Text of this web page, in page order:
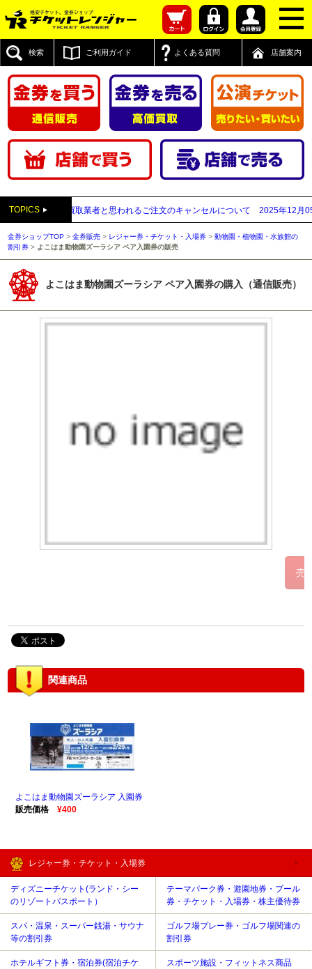
検索 ご利用ガイド よくある質問 店舗案内
TOPICS
が先払い買取業者と思われるご注文のキャンセルについて 2025年12月05日 【
金券ショップTOP >金券販売 > レジャー券・チケット・入場券 > 動物園・植物園・水族館の
割引券 > よこはま動物園ズーラシア ペア入園券の販売
よこはま動物園ズーラシア ペア入園券の購入（通信販売）
関連商品
よこはま動物園ズーラシア 入園券
販売価格
¥400
レジャー券・チケット・入場券
ディズニーチケット(ランド・シー
のリゾートパスポート）
テーマパーク券・遊園地券・プール
券・チケット・入場券・株主優待券
スパ・温泉・スーパー銭湯・サウナ
等の割引券
ゴルフ場プレー券・ゴルフ場関連の
割引券
ホテルギフト券・宿泊券(宿泊チケ
スポーツ施設・フィットネス商品